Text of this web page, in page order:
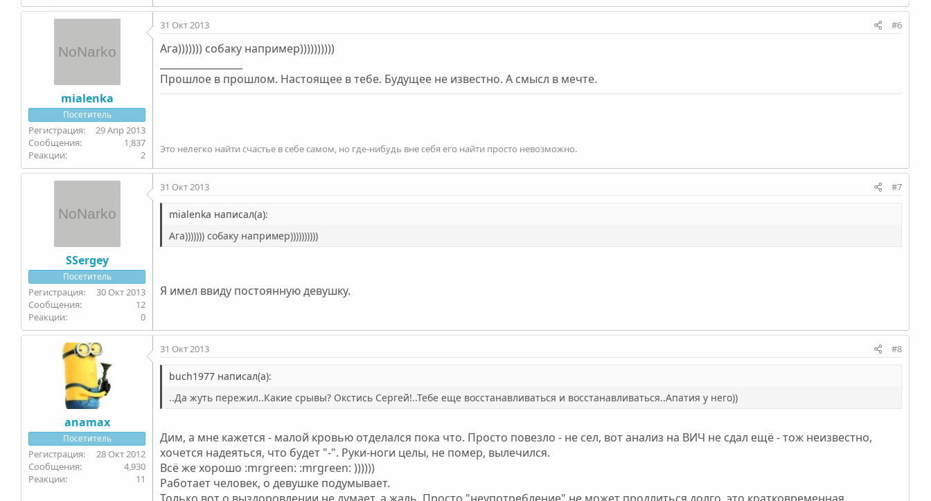
mialenka
Посетитель
29 Апр 2013
1,837
2
31 Окт 2013 #6
Ага))))))) собаку например))))))))))
Прошлое в прошлом. Настоящее в тебе. Будущее не известно. А смысл в мечте.
Это нелегко найти счастье в себе самом, но где-нибудь вне себя его найти просто невозможно.
SSergey
Посетитель
30 Окт 2013
12
0
31 Окт 2013 #7
mialenka написал(а):
Ага))))))) собаку например))))))))))
Я имел ввиду постоянную девушку.
anamax
Посетитель
28 Окт 2012
4,930
11
31 Окт 2013 #8
buch1977 написал(а):
..Да жуть пережил..Какие срывы? Окстись Сергей!..Тебе еще восстанавливаться и восстанавливаться..Апатия у него))
Дим, а мне кажется - малой кровью отделался пока что. Просто повезло - не сел, вот анализ на ВИЧ не сдал ещё - тож неизвестно,
хочется надеяться, что будет "-". Руки-ноги целы, не помер, вылечился.
Всё же хорошо :mrgreen: :mrgreen: ))))))
Работает человек, о девушке подумывает.
Только вот о выздоровлении не думает, а жаль. Просто "неупотребление" не может продлиться долго, это кратковременная